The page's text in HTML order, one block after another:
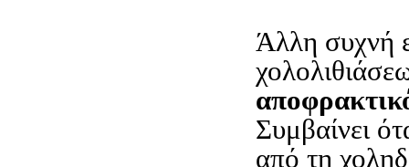
Άλλη συχνή
Συμβαίνει
από τη